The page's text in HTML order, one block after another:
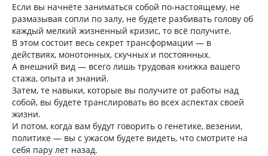
Если вы начнёте заниматься собой по-настоящему, не
размазывая сопли по залу, не будете разбивать голову об
каждый мелкий жизненный кризис, то всё получите.
В этом состоит весь секрет трансформации — в
действиях, монотонных, скучных и постоянных.
А внешний вид — всего лишь трудовая книжка вашего
стажа, опыта и знаний.
Затем, те навыки, которые вы получите от работы над
собой, вы будете транслировать во всех аспектах своей
жизни.
И потом, когда вам будут говорить о генетике, везении,
политике — вы с ужасом будете видеть, что смотрите на
себя пару лет назад.